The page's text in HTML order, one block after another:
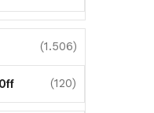
(1.506)
(120)